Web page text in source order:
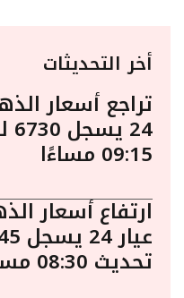
أخر التحديثات
تراجع أسعار
09:15 مساءًا
ارتفاع أسعار
تحديث 08:30 مساءًا